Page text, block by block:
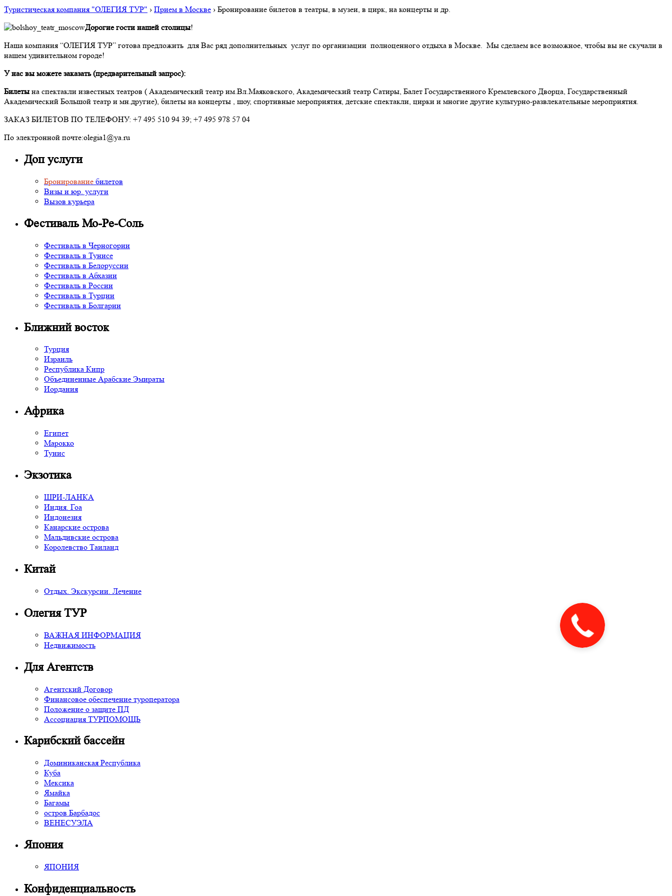
Туристическая компания "ОЛЕГИЯ ТУР" › Прием в Москве › Бронирование билетов в театры, в музеи, в цирк, на концерты и др.
Дорогие гости нашей столицы!
Наша компания “ОЛЕГИЯ ТУР” готова предложить для Вас ряд дополнительных услуг по организации полноценного отдыха в Москве. Мы сделаем все возможное, чтобы вы не скучали в
нашем удивительном городе!
У нас вы можете заказать (предварительный запрос):
Билеты на спектакли известных театров ( Академический театр им.Вл.Маяковского, Академический театр Сатиры, Балет Государственного Кремлевского Дворца, Государственный
Академический Большой театр и мн.другие), билеты на концерты , шоу, спортивные мероприятия, детские спектакли, цирки и многие другие культурно-развлекательные мероприятия.
ЗАКАЗ БИЛЕТОВ ПО ТЕЛЕФОНУ: +7 495 510 94 39; +7 495 978 57 04
По электронной почте:olegia1@ya.ru
Доп услуги
Бронирование билетов
Визы и юр. услуги
Вызов курьера
Фестиваль Мо-Ре-Соль
Фестиваль в Черногории
Фестиваль в Тунисе
Фестиваль в Белоруссии
Фестиваль в Абхазии
Фестиваль в России
Фестиваль в Турции
Фестиваль в Болгарии
Ближний восток
Турция
Израиль
Республика Кипр
Объединенные Арабские Эмираты
Иордания
Африка
Египет
Марокко
Тунис
Экзотика
ШРИ-ЛАНКА
Индия. Гоа
Индонезия
Канарские острова
Мальдивские острова
Королевство Таиланд
Китай
Отдых. Экскурсии. Лечение
Олегия ТУР
ВАЖНАЯ ИНФОРМАЦИЯ
Недвижимость
Для Агентств
Агентский Договор
Финансовое обеспечение туроператора
Положение о защите ПД
Ассоциация ТУРПОМОЩЬ
Карибский бассейн
Доминиканская Республика
Куба
Мексика
Ямайка
Багамы
остров Барбадос
ВЕНЕСУЭЛА
Япония
ЯПОНИЯ
Конфиденциальность